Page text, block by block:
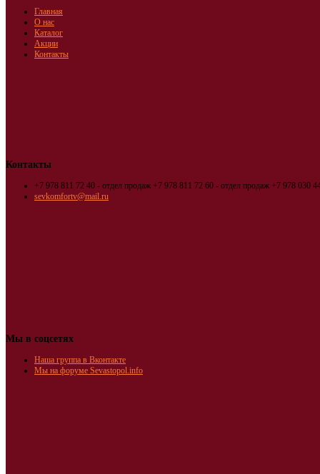
Главная
О нас
Каталог
Акции
Контакты
Контакты
+7 978 811 72 40 - отдел продаж +7 978 811 72 60 - отдел продаж +7 978 030
sevkomfortv@mail.ru
Мы в соцсетях
Наша группа в Вконтакте
Мы на форуме Sevastopol.info